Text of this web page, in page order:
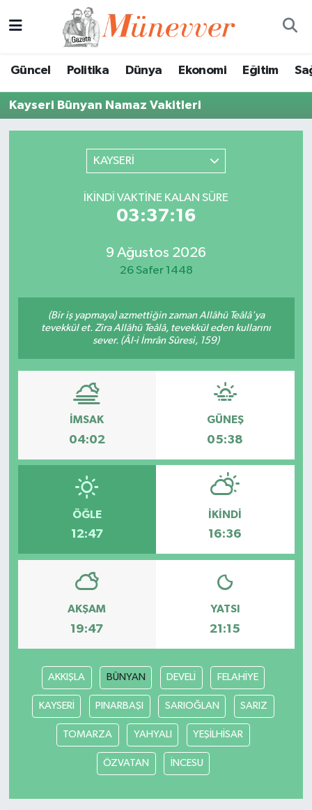
Güncel Politika Dünya Ekonomi Eğitim
Kayseri Bünyan Namaz Vakitleri
KAYSERİ
İKINDI VAKTINE KALAN SÜRE
03:37:16
9 Ağustos 2026
26 Safer 1448
(Bir iş yapmaya) azmettiğin zaman Allâhü Teâlâ'ya
tevekkül et. Zira Allâhü Teâlâ, tevekkül eden kullarını
sever. (Âl-i İmrân Sûresi, 159)
İMSAK
04:02
GÜNEŞ
05:38
ÖĞLE
12:47
İKINDI
16:36
AKŞAM
19:47
YATSI
21:15
AKKIŞLA BÜNYAN DEVELİ FELAHİYE
KAYSERİ PINARBAŞI SARIOĞLAN SARIZ
TOMARZA YAHYALI YEŞİLHİSAR
ÖZVATAN İNCESU
Süper Lig Puan Durumu ve Fikstür
Tüm Manşetler